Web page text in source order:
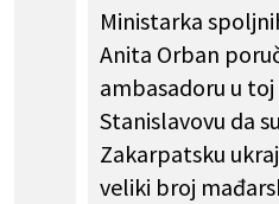
Ministarka
Anita Orban
ambasadoru u
Stanislavovu da
Zakarpatsku
veliki broj